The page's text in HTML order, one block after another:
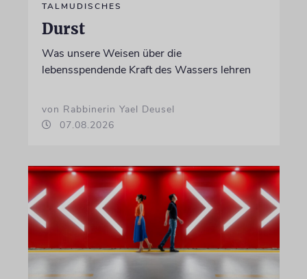
TALMUDISCHES
Durst
Was unsere Weisen über die
lebensspendende Kraft des Wassers lehren
von Rabbinerin Yael Deusel
07.08.2026